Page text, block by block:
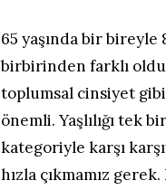
65 yaşında bir
birbirinden farklı
toplumsal cinsiyet
önemli. Yaşlılığı tek
kategoriyle karşı
hızla çıkmamız